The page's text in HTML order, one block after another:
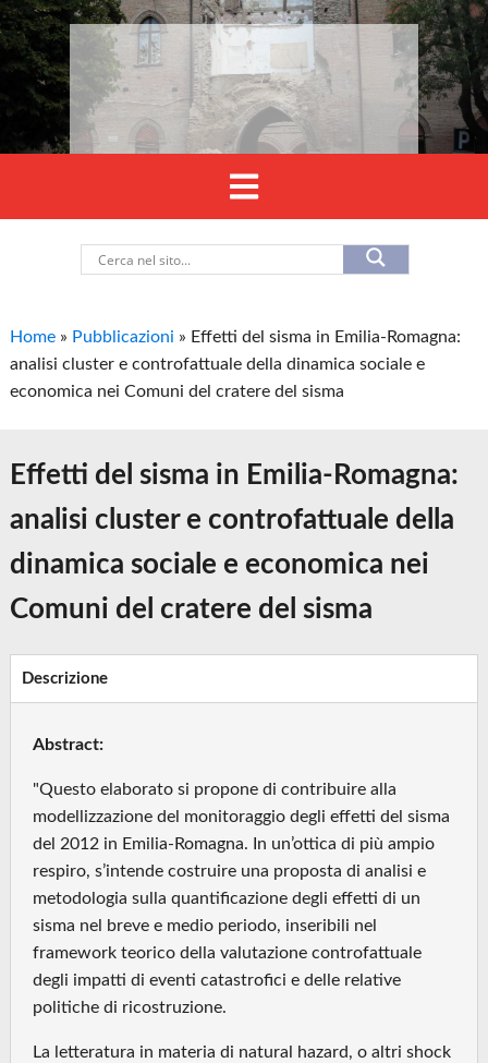
Home » Pubblicazioni » Effetti del sisma in Emilia-Romagna:
analisi cluster e controfattuale della dinamica sociale e
economica nei Comuni del cratere del sisma
Effetti del sisma in Emilia-Romagna:
analisi cluster e controfattuale della
dinamica sociale e economica nei
Comuni del cratere del sisma
Descrizione
Abstract:
"Questo elaborato si propone di contribuire alla
modellizzazione del monitoraggio degli effetti del sisma
del 2012 in Emilia-Romagna. In un’ottica di più ampio
respiro, s’intende costruire una proposta di analisi e
metodologia sulla quantificazione degli effetti di un
sisma nel breve e medio periodo, inseribili nel
framework teorico della valutazione controfattuale
degli impatti di eventi catastrofici e delle relative
politiche di ricostruzione.
La letteratura in materia di natural hazard, o altri shock